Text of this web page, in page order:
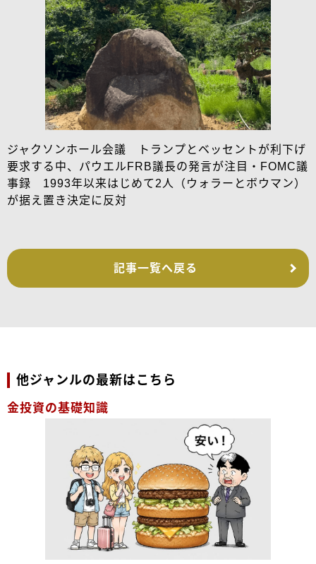
ジャクソンホール会議 トランプとベッセントが利下げ
要求する中、パウエルFRB議長の発言が注目・FOMC議
事録 1993年以来はじめて2人（ウォラーとボウマン）
が据え置き決定に反対
記事一覧へ戻る
他ジャンルの最新はこちら
金投資の基礎知識